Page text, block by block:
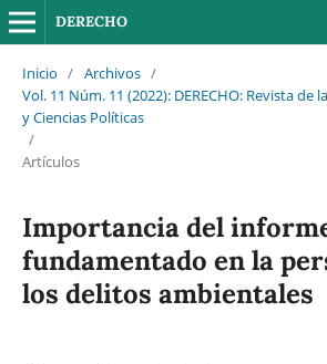
DERECHO
Inicio / Archivos /
Vol. 11 Núm. 11 (2022): DERECHO: Revista de
y Ciencias Políticas
/
Artículos
Importancia del
fundamentado en la
los delitos ambientales